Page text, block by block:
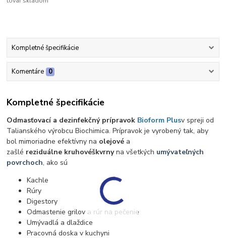
Kompletné špecifikácie
Komentáre 0
Kompletné špecifikácie
Odmasťovací a dezinfekčný prípravok Bioform Plusv spreji od
Talianského výrobcu Biochimica. Prípravok je vyrobený tak, aby
bol mimoriadne efektívny na olejové a
zašlé reziduálne kruhovéškvrnyna všetkých umývateľných
povrchoch, ako sú
Kachle
Rúry
Digestory
Odmastenie grilov a rúr na pečenie
Umývadlá a dlaždice
Pracovná doska v kuchyni